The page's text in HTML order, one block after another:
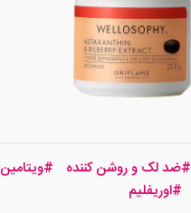
#ضد لک و روشن کننده #ویتامین E
#اوریفلیم